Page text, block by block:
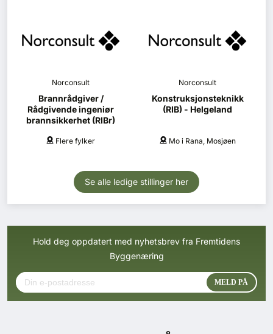
Norconsult
Brannrådgiver /
Rådgivende ingeniør
brannsikkerhet (RIBr)
Flere fylker
Norconsult
Konstruksjonsteknikk
(RIB) - Helgeland
Mo i Rana, Mosjøen
Se alle ledige stillinger her
Hold deg oppdatert med nyhetsbrev fra Fremtidens
Byggenæring